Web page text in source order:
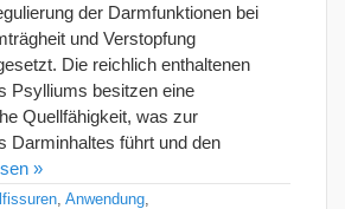
der Darmfunktionen bei
und Verstopfung
Die reichlich enthaltenen
Psylliums besitzen eine
Quellfähigkeit, was zur
Darminhaltes führt und den
»
Anwendung